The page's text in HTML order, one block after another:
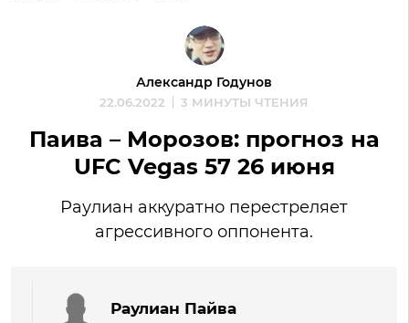
Александр Годунов
22.06.2022 3 МИНУТЫ ЧТЕНИЯ
Паива – Морозов: прогноз на
UFC Vegas 57 26 июня
Раулиан аккуратно перестреляет
агрессивного оппонента.
Раулиан Пайва